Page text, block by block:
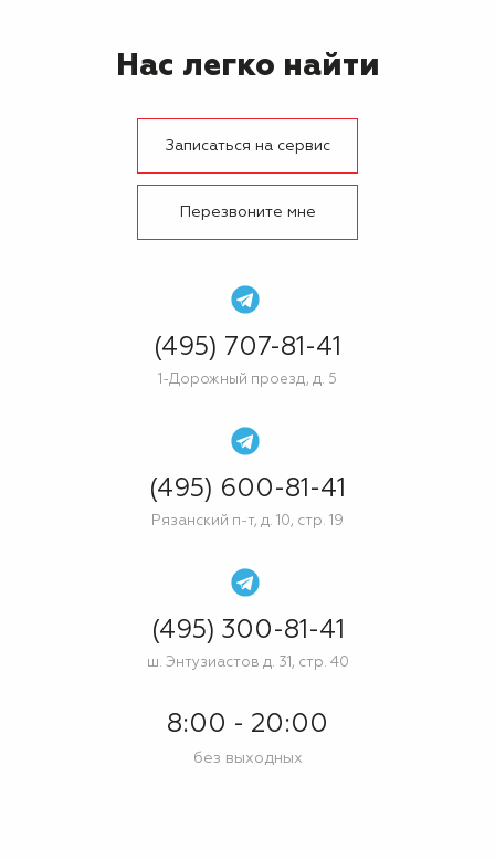
Нас легко найти
Записаться на сервис
Перезвоните мне
(495) 707-81-41
1-Дорожный проезд, д. 5
(495) 600-81-41
Рязанский п-т, д. 10, стр. 19
(495) 300-81-41
ш. Энтузиастов д. 31, стр. 40
8:00 - 20:00
без выходных